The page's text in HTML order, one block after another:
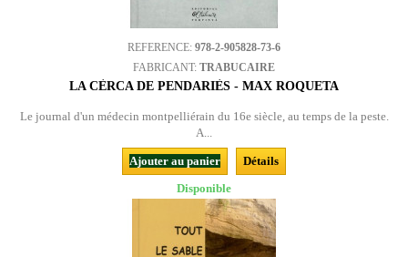
REFERENCE: 978-2-905828-73-6
FABRICANT: TRABUCAIRE
LA CÈRCA DE PENDARIÈS - MAX ROQUETA
Le journal d'un médecin montpelliérain du 16e siècle, au temps de la peste.
A...
Ajouter au panier
Détails
Disponible